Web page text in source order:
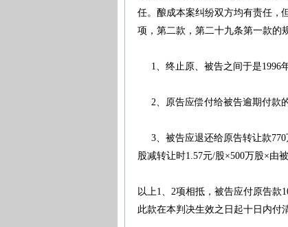
任。酿成本案纠纷双方均有责任，
项，第二款，第二十九条第一款的
1、终止原、被告之间于是1996
2、原告应偿付给被告逾期付款的
3、被告应退还给原告转让款770
股减转让时1.57元/股×500万股×由
以上1、2项相抵，被告应付原告款
此款在本判决生效之日起十日内付